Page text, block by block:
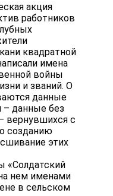
акция
работников
квадратной
имена
войны
и званий. О
данные
– данные без
вернувшихся с
созданию
сшивание этих
«Солдатский
нем именами
в сельском